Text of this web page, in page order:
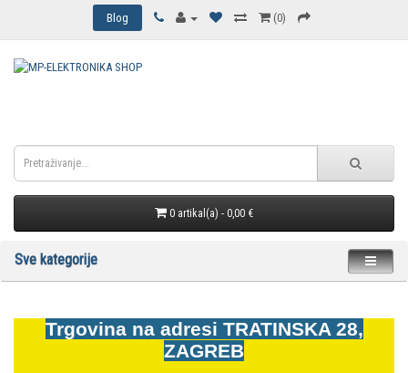
Blog (0)
0 artikal(a) - 0,00 €
Sve kategorije
Trgovina na adresi TRATINSKA 28,
ZAGREB